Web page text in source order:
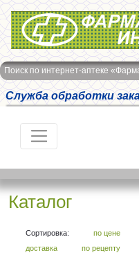
Интернет-аптека
Поиск по интернет-аптеке
Служба обработки
Каталог
Сортировка: по цене
доставка
по рецепту